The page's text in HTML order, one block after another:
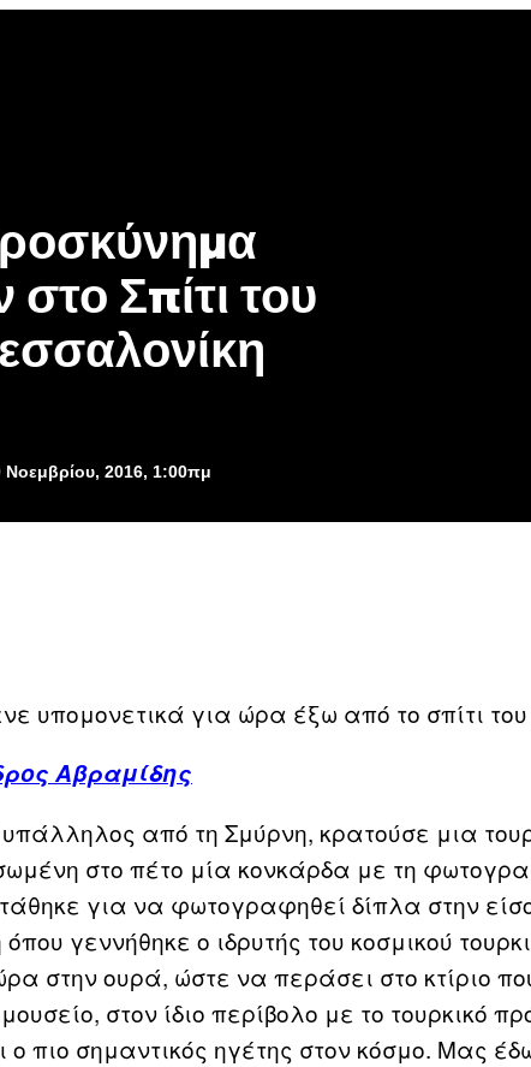
Σπίτι του
Νοεμβρίου, 2016, 1:00πμ
υπομονετικά για ώρα έξω από το σπίτι
Αβραμίδης
από τη Σμύρνη, κρατούσε μια
στο πέτο μία κονκάρδα με τη
για να φωτογραφηθεί δίπλα στην
γεννήθηκε ο ιδρυτής του κοσμικού
στην ουρά, ώστε να περάσει στο κτίριο
στον ίδιο περίβολο με το τουρκικό
πιο σημαντικός ηγέτης στον κόσμο. Μας